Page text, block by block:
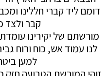
דומם ליד קברי חללינו
קבר
מורשתם של יקירינו עומדת
לנו עמוד אש, כוח ורוח
למען